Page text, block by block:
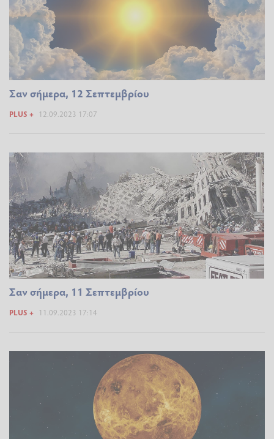
Σαν σήμερα, 12 Σεπτεμβρίου
PLUS + 12.09.2023 17:07
Σαν σήμερα, 11 Σεπτεμβρίου
PLUS + 11.09.2023 17:14